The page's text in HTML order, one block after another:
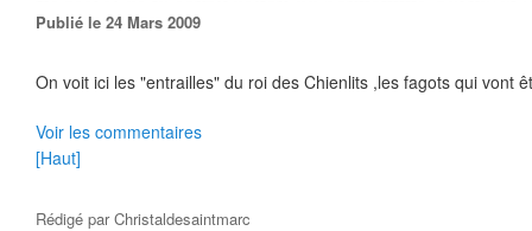
Publié le 24 Mars 2009
On voit ici les "entrailles" du roi des Chienlits ,les fagots qui vont
Voir les commentaires
[Haut]
Rédigé parChristaldesaintmarc